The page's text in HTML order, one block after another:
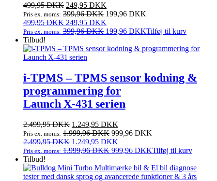
499,95DKK Den
oprindelige
pris
var:
249,95 DKK
aktuelle
er:
Pris ex. moms: 399,96DKK 199,96 DKK
499,95DKK Den
oprindelige
var:
499,95 DKK.
249,95 DKK
aktuelle
er:
Pris ex. moms: 399,96DKK 199,96 DKKTilføj til kurv
Tilbud!
i‑TPMS – TPMS sensor kodning &
programmering for
Launch X‑431 serien
2.499,95DKK Den
oprindelige
pris
var:
1.249,95 DKK
aktuelle
er:
Pris ex. moms: 1.999,96DKK 999,96 DKK
2.499,95DKK Den
oprindelige
var:
2.499,95 DKK.
1.249,95 DKK
aktuelle
er:
1.249,95 DKK.
Pris ex. moms: 1.999,96DKK 999,96 DKKTilføj til kurv
Tilbud!